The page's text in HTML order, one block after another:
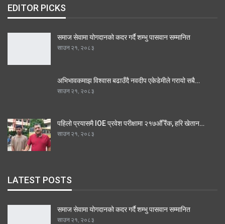
EDITOR PICKS
समाज सेवामा योगदानको कदर गर्दै शम्भु पासवान सम्मानित
साउन २१, २०८३
अभिभावकमाझ विश्वास बढाउँदै नवदीप एकेडेमीले गरायो सबै…
साउन २१, २०८३
पहिलो प्रयासमै IOE प्रवेश परीक्षामा २१७औँ रैंक, हरि खेतान…
साउन २१, २०८३
LATEST POSTS
समाज सेवामा योगदानको कदर गर्दै शम्भु पासवान सम्मानित
साउन २१, २०८३